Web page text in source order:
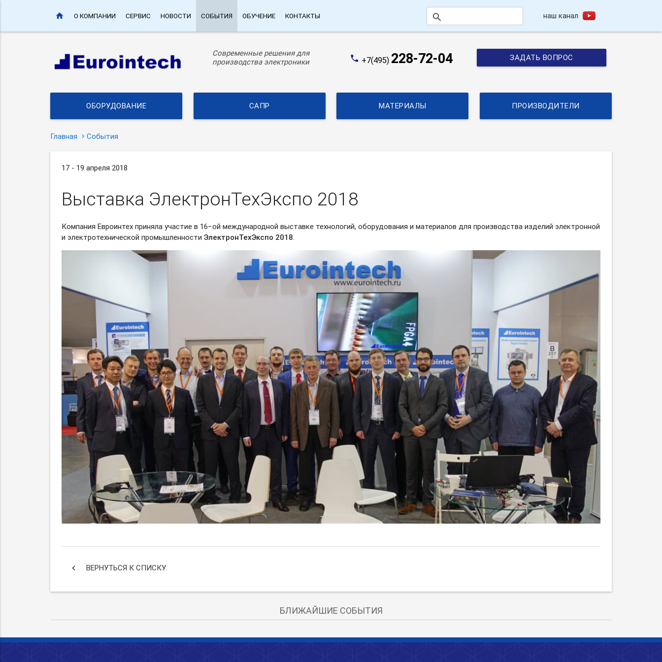
home О КОМПАНИИ СЕРВИС НОВОСТИ СОБЫТИЯ ОБУЧЕНИЕ КОНТАКТЫ search наш канал
Современные решения для
производства электроники
phone +7(495) 228-72-04 ЗАДАТЬ ВОПРОС
ОБОРУДОВАНИЕ САПР МАТЕРИАЛЫ ПРОИЗВОДИТЕЛИ
Главная События
17 - 19 апреля 2018
Выставка ЭлектронТехЭкспо 2018
Компания Евроинтех приняла участие в 16−ой международной выставке технологий, оборудования и материалов для производства изделий электронной
и электротехнической промышленности ЭлектронТехЭкспо 2018.
keyboard_arrow_left ВЕРНУТЬСЯ К СПИСКУ
БЛИЖАЙШИЕ СОБЫТИЯ